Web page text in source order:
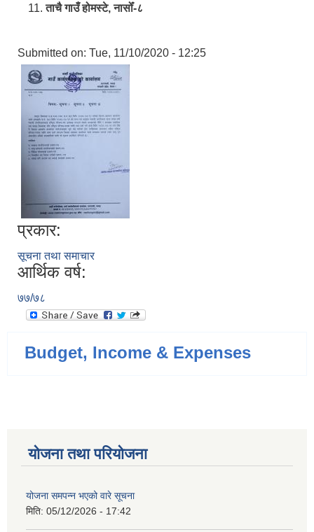
ताचै गाउँ होमस्टे, नासोँ-८
Submitted on: Tue, 11/10/2020 - 12:25
प्रकार:
सूचना तथा समाचार
आर्थिक वर्ष:
७७/७८
Budget, Income & Expenses
योजना तथा परियोजना
योजना समपन्न भएको वारे सूचना
मिति: 05/12/2026 - 17:42